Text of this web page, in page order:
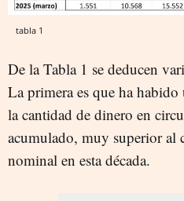
tabla 1
De la Tabla 1 se deducen
La primera es que ha
la cantidad de dinero en
acumulado, muy superior al
nominal en esta década.